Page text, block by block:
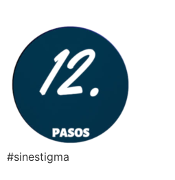
#sinestigma